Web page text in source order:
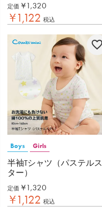
定価 ¥ 1,320
¥1,122 税込
Boys Girls
半袖Tシャツ（パステルス
ター）
定価 ¥ 1,320
¥1,122 税込